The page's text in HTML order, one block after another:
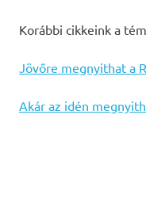
Korábbi cikkeink a
Jövőre megnyithat a
Akár az idén